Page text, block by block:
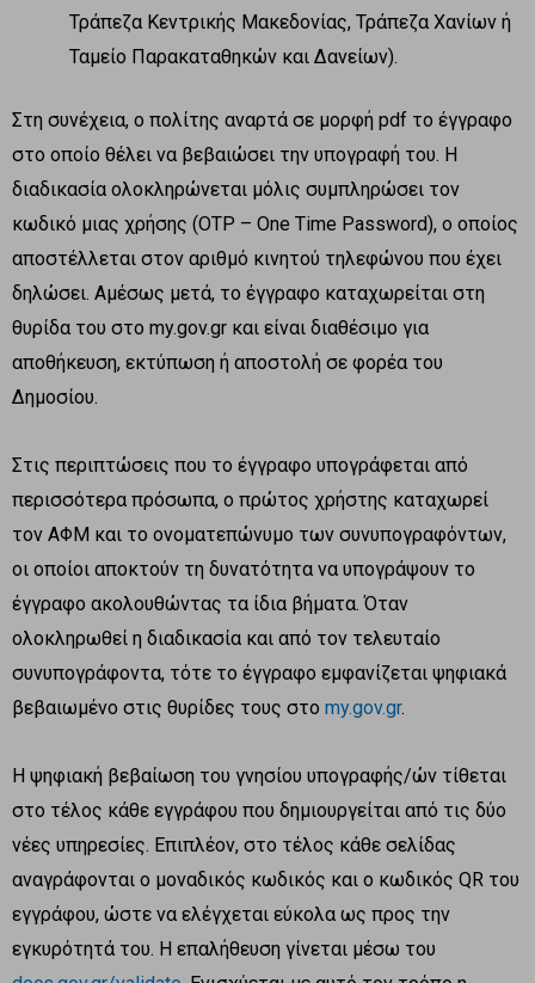
Τράπεζα Κεντρικής Μακεδονίας, Τράπεζα Χανίων ή
Ταμείο Παρακαταθηκών και Δανείων).
Στη συνέχεια, ο πολίτης αναρτά σε μορφή pdf το έγγραφο
στο οποίο θέλει να βεβαιώσει την υπογραφή του. Η
διαδικασία ολοκληρώνεται μόλις συμπληρώσει τον
κωδικό μιας χρήσης (OTP – One Time Password), ο οποίος
αποστέλλεται στον αριθμό κινητού τηλεφώνου που έχει
δηλώσει. Αμέσως μετά, το έγγραφο καταχωρείται στη
θυρίδα του στο my.gov.gr και είναι διαθέσιμο για
αποθήκευση, εκτύπωση ή αποστολή σε φορέα του
Δημοσίου.
Στις περιπτώσεις που το έγγραφο υπογράφεται από
περισσότερα πρόσωπα, ο πρώτος χρήστης καταχωρεί
τον ΑΦΜ και το ονοματεπώνυμο των συνυπογραφόντων,
οι οποίοι αποκτούν τη δυνατότητα να υπογράψουν το
έγγραφο ακολουθώντας τα ίδια βήματα. Όταν
ολοκληρωθεί η διαδικασία και από τον τελευταίο
συνυπογράφοντα, τότε το έγγραφο εμφανίζεται ψηφιακά
βεβαιωμένο στις θυρίδες τους στο my.gov.gr.
Η ψηφιακή βεβαίωση του γνησίου υπογραφής/ών τίθεται
στο τέλος κάθε εγγράφου που δημιουργείται από τις δύο
νέες υπηρεσίες. Επιπλέον, στο τέλος κάθε σελίδας
αναγράφονται ο μοναδικός κωδικός και ο κωδικός QR του
εγγράφου, ώστε να ελέγχεται εύκολα ως προς την
εγκυρότητά του. Η επαλήθευση γίνεται μέσω του